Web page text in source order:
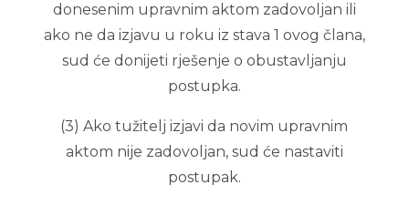
donesenim upravnim aktom zadovoljan ili
ako ne da izjavu u roku iz stava 1 ovog člana,
sud će donijeti rješenje o obustavljanju
postupka.
(3) Ako tužitelj izjavi da novim upravnim
aktom nije zadovoljan, sud će nastaviti
postupak.